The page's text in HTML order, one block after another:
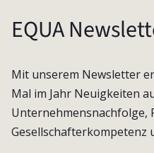
EQUA
Mit unserem Newsletter
Mal im Jahr Neuigkeiten
Unternehmensnachfolge,
Gesellschafterkompetenz